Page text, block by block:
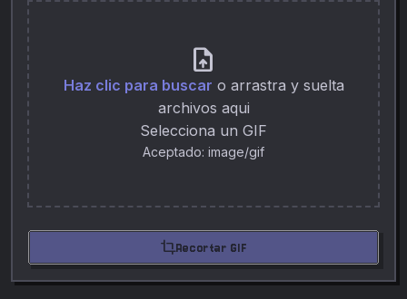
upload_file
Haz clic para buscar o arrastra y suelta
archivos aqui
Selecciona un GIF
Aceptado: image/gif
cropRecortar GIF